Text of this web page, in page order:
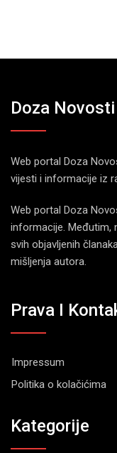
Doza Novosti
Web portal Doza
vijesti i informacije iz
Web portal Doza
informacije. Međutim,
svih objavljenih
mišljenja autora.
Prava I
Impressum
Politika o kolačićima
Kategorije